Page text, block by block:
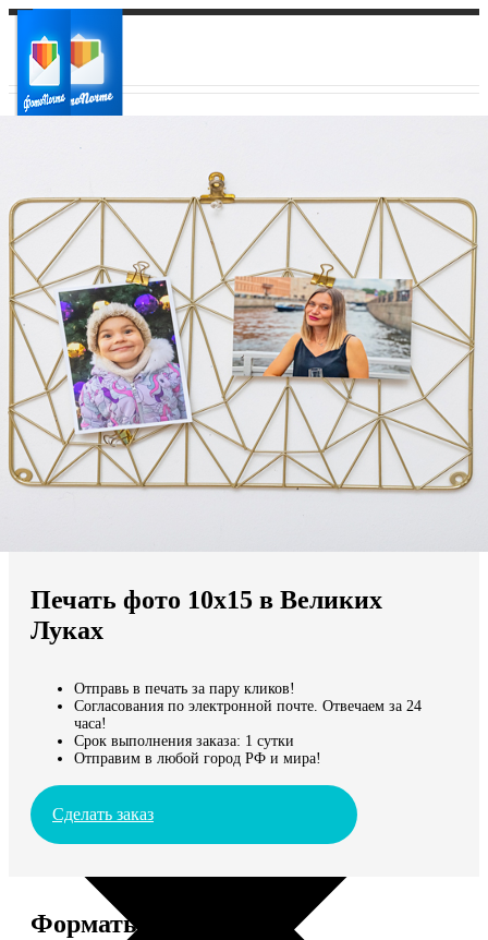
Ваш город:
Ваш регион доставки
Выберите из списка:
Мы доставляем по всему миру
Продолжить без города
Печать фото 10х15 в Великих
Луках
Отправь в печать за пару кликов!
Согласования по электронной почте. Отвечаем за 24
часа!
Срок выполнения заказа: 1 сутки
Отправим в любой город РФ и мира!
Сделать заказ
Форматы и цены